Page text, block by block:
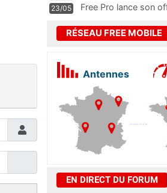
23/05 Free Pro lance son
RÉSEAU FREE MOBILE
Antennes
EN DIRECT DU FORUM